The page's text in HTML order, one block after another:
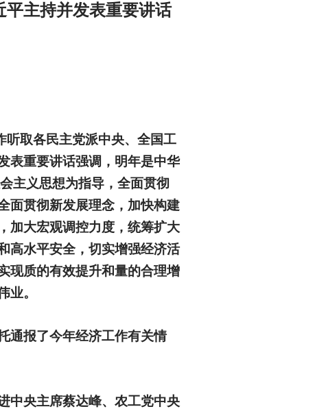
主持并发表重要讲话
听取各民主党派中央、全国工
表重要讲话强调，明年是中华
主义思想为指导，全面贯彻
面贯彻新发展理念，加快构建
加大宏观调控力度，统筹扩大
高水平安全，切实增强经济活
现质的有效提升和量的合理增
业。
通报了今年经济工作有关情
中央主席蔡达峰、农工党中央